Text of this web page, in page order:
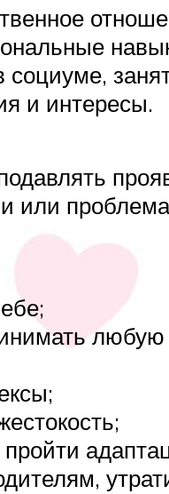
социуме,
и интересы.
или
любую
пройти